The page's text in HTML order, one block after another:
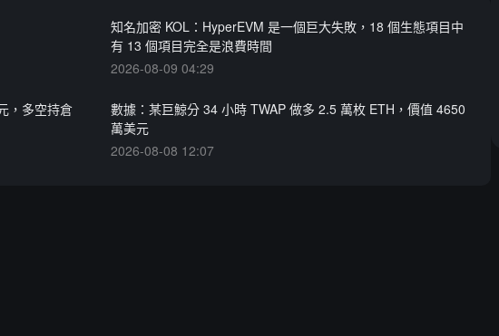
知名加密 KOL：HyperEVM 是一個巨大失敗，18 個生態項目中
有 13 個項目完全是浪費時間
2026-08-09 04:29
，多空持倉
數據：某巨鯨分 34 小時 TWAP 做多 2.5 萬枚 ETH，價值 4650
萬美元
2026-08-08 12:07